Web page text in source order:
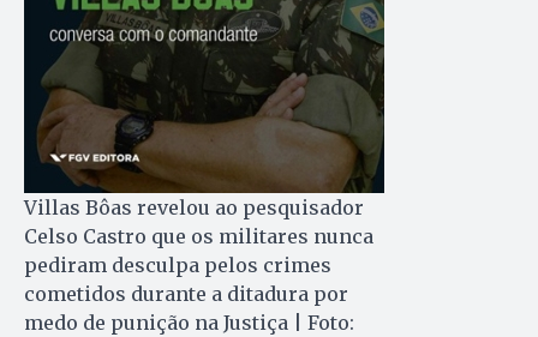
Villas Bôas revelou ao pesquisador
Celso Castro que os militares nunca
pediram desculpa pelos crimes
cometidos durante a ditadura por
medo de punição na Justiça | Foto: